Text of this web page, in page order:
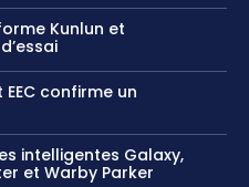
Kunlun et
EEC confirme un
intelligentes Galaxy,
et Warby Parker